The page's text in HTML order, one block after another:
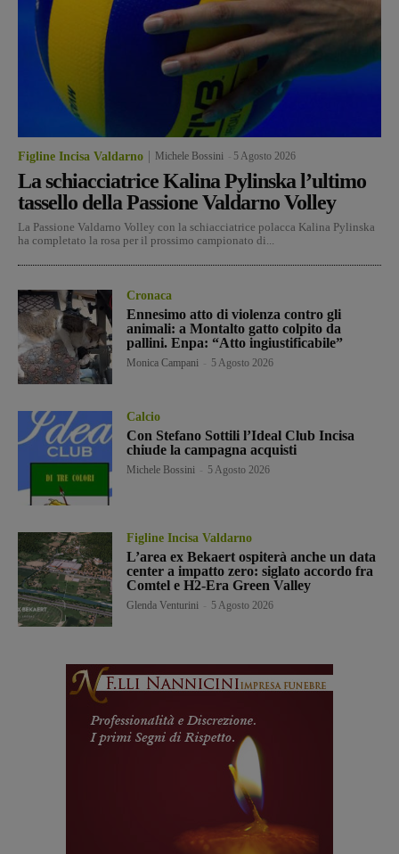
Figline Incisa Valdarno Michele Bossini 5 Agosto 2026
La schiacciatrice Kalina Pylinska l’ultimo
tassello della Passione Valdarno Volley
La Passione Valdarno Volley con la schiacciatrice polacca Kalina Pylinska
ha completato la rosa per il prossimo campionato di...
Cronaca
Ennesimo atto di violenza contro gli
animali: a Montalto gatto colpito da
pallini. Enpa: “Atto ingiustificabile”
Monica Campani 5 Agosto 2026
Calcio
Con Stefano Sottili l’Ideal Club Incisa
chiude la campagna acquisti
Michele Bossini 5 Agosto 2026
Figline Incisa Valdarno
L’area ex Bekaert ospiterà anche un data
center a impatto zero: siglato accordo fra
Comtel e H2-Era Green Valley
Glenda Venturini 5 Agosto 2026